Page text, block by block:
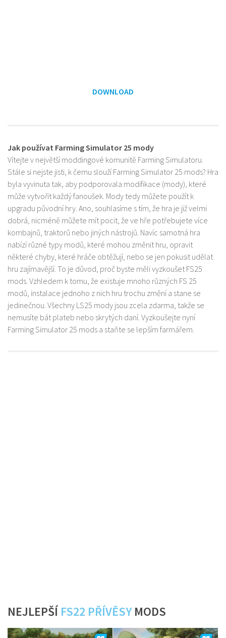
DOWNLOAD
Jak používat Farming Simulator 25 mody
Vítejte v největší moddingové komunitě Farming Simulatoru.
Stále si nejste jisti, k čemu slouží Farming Simulator 25 mods? Hra
byla vyvinuta tak, aby podporovala modifikace (mody), které
může vytvořit každý fanoušek. Mody tedy můžete použít k
upgradu původní hry. Ano, souhlasíme s tím, že hra je již velmi
dobrá, nicméně můžete mít pocit, že ve hře potřebujete více
kombajnů, traktorů nebo jiných nástrojů. Navíc samotná hra
nabízí různé typy modů, které mohou změnit hru, opravit
některé chyby, které hráče obtěžují, nebo se jen pokusit udělat
hru zajímavější. To je důvod, proč byste měli vyzkoušet FS25
mods. Vzhledem k tomu, že existuje mnoho různých FS 25
modů, instalace jednoho z nich hru trochu změní a stane se
jedinečnou. Všechny LS25 mody jsou zcela zdarma, takže se
nemusíte bát plateb nebo skrytých daní. Vyzkoušejte nyní
Farming Simulator 25 mods a staňte se lepším farmářem.
NEJLEPŠÍ FS22 PŘÍVĚSYMODS